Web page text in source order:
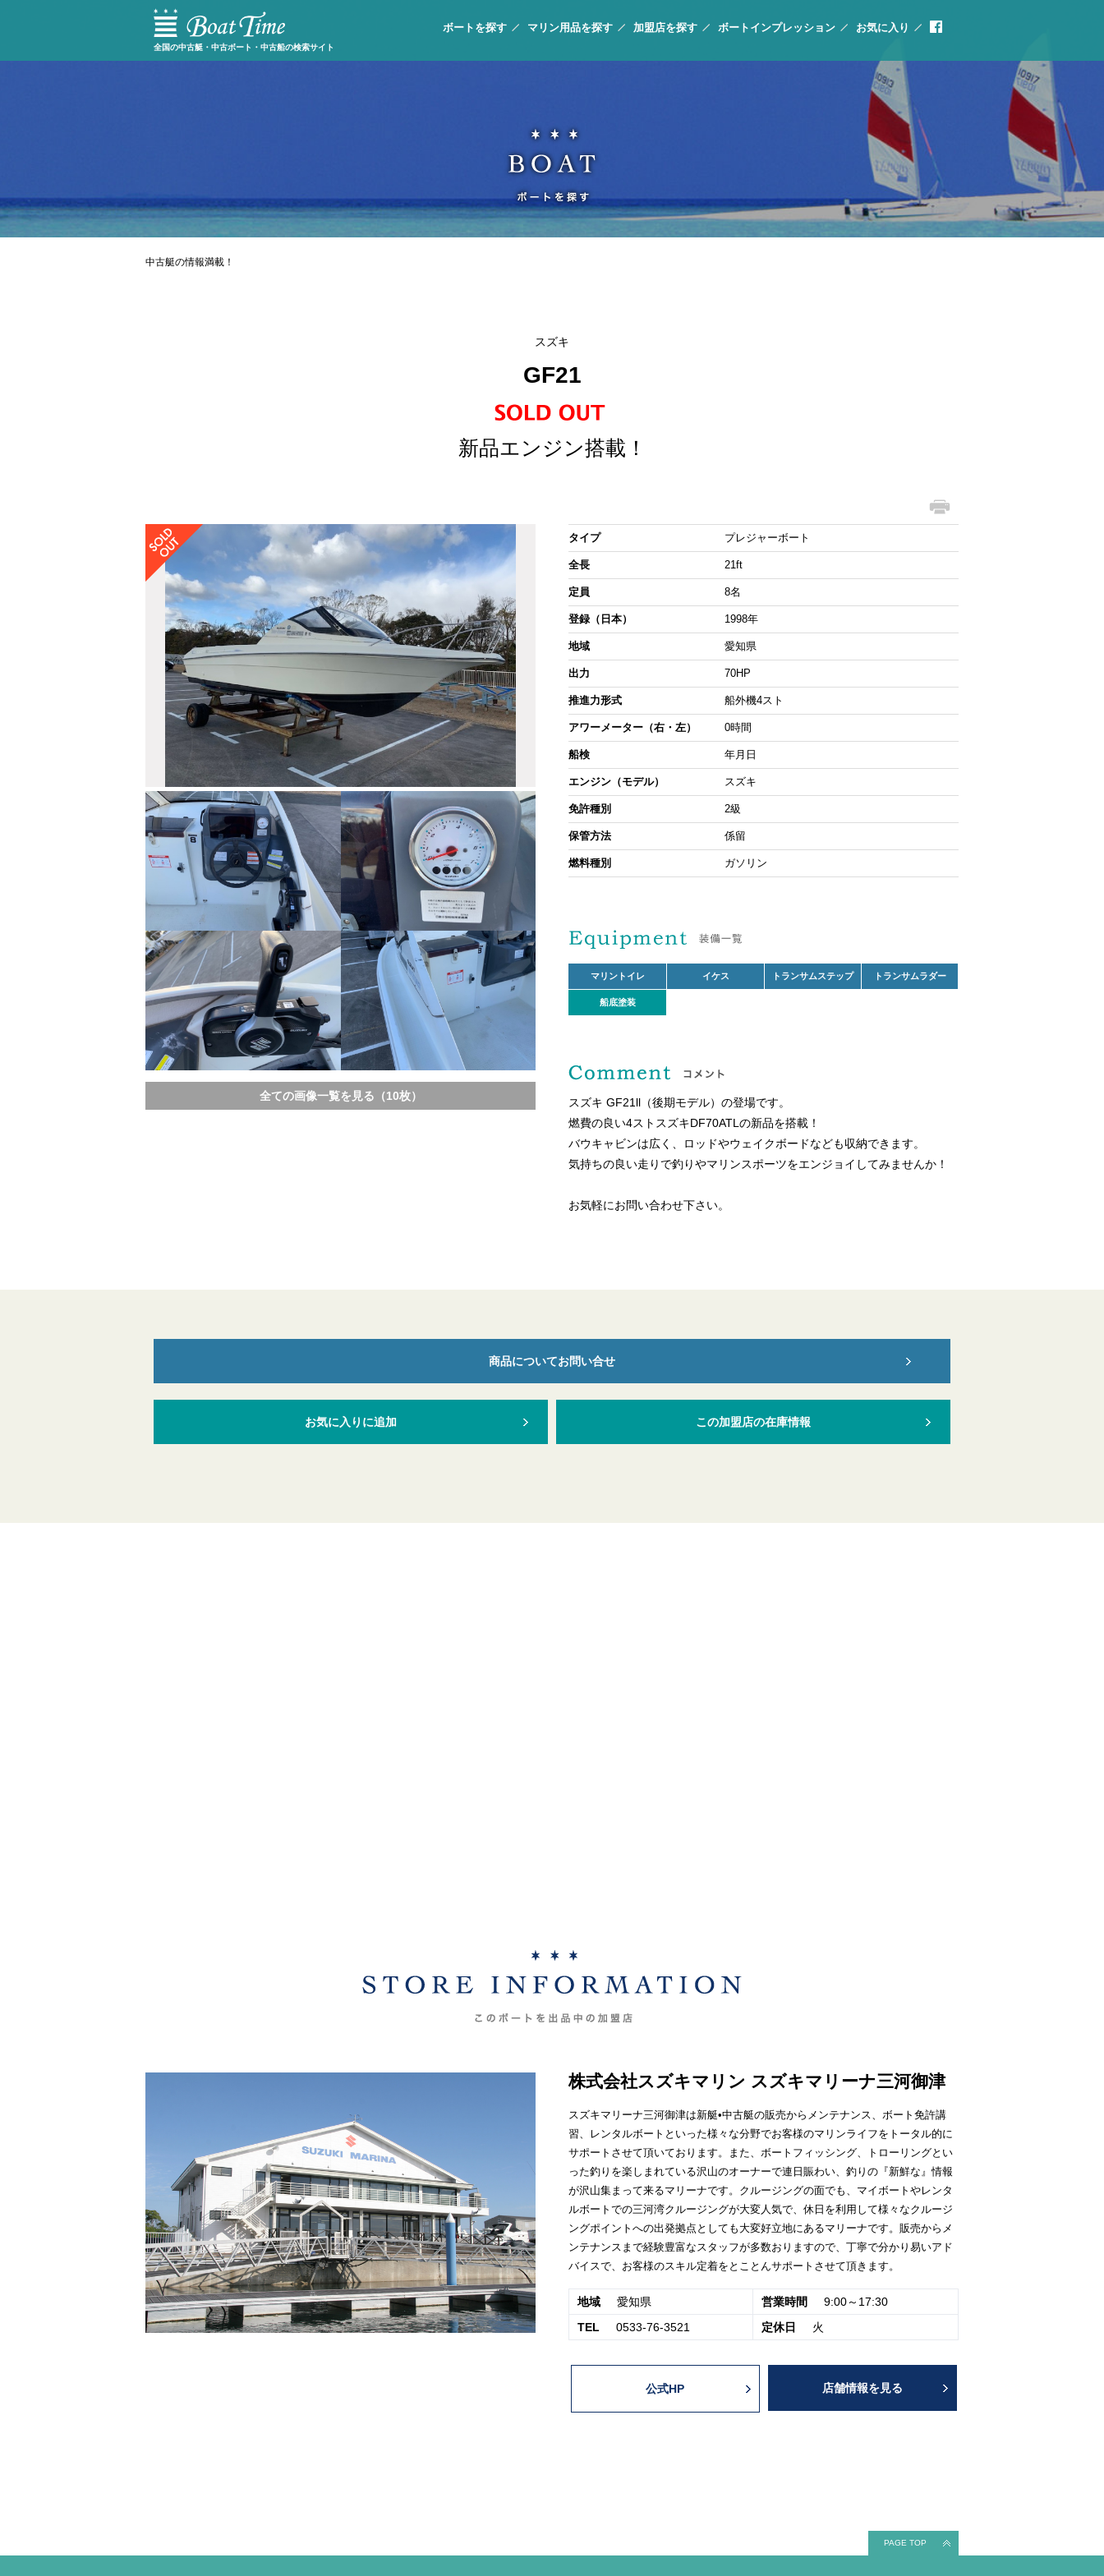
全国の中古艇・中古ボート・中古船の検索サイト
ボートを探す マリン用品を探す 加盟店を探す ボートインプレッション お気に入り
中古艇の情報満載！
スズキ
GF21
新品エンジン搭載！
全ての画像一覧を見る（10枚）
タイプ プレジャーボート
全長 21ft
定員 8名
登録（日本） 1998年
地域 愛知県
出力 70HP
推進力形式 船外機4スト
アワーメーター（右・左） 0時間
船検 年月日
エンジン（モデル） スズキ
免許種別 2級
保管方法 係留
燃料種別 ガソリン
マリントイレ イケス トランサムステップ トランサムラダー
船底塗装
スズキ GF21ll（後期モデル）の登場です。
燃費の良い4ストスズキDF70ATLの新品を搭載！
バウキャビンは広く、ロッドやウェイクボードなども収納できます。
気持ちの良い走りで釣りやマリンスポーツをエンジョイしてみませんか！
お気軽にお問い合わせ下さい。
商品についてお問い合せ
お気に入りに追加 この加盟店の在庫情報
株式会社スズキマリン スズキマリーナ三河御津
スズキマリーナ三河御津は新艇•中古艇の販売からメンテナンス、ボート免許講
習、レンタルボートといった様々な分野でお客様のマリンライフをトータル的に
サポートさせて頂いております。また、ボートフィッシング、トローリングとい
った釣りを楽しまれている沢山のオーナーで連日賑わい、釣りの『新鮮な』情報
が沢山集まって来るマリーナです。クルージングの面でも、マイボートやレンタ
ルボートでの三河湾クルージングが大変人気で、休日を利用して様々なクルージ
ングポイントへの出発拠点としても大変好立地にあるマリーナです。販売からメ
ンテナンスまで経験豊富なスタッフが多数おりますので、丁寧で分かり易いアド
バイスで、お客様のスキル定着をとことんサポートさせて頂きます。
地域 愛知県 営業時間
9:00～17:30
TEL
0533-76-3521 定休日 火
公式HP 店舗情報を見る
PAGE TOP